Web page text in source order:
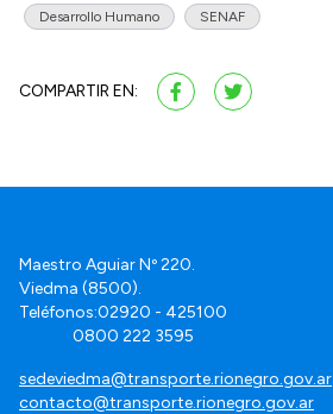
Desarrollo Humano SENAF
COMPARTIR EN:
Maestro Aguiar Nº 220.
Viedma (8500).
Teléfonos:02920 - 425100
0800 222 3595
sedeviedma@transporte.rionegro.gov.ar
contacto@transporte.rionegro.gov.ar